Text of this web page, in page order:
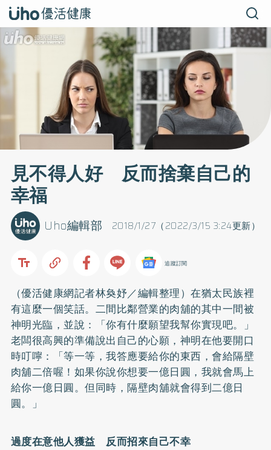
見不得人好 反而捨棄自己的
幸福
2018/1/27（2022/3/15 3:24更新）
Uho編輯部
追蹤訂閱
（優活健康網記者林奐妤／編輯整理）在猶太民族裡
有這麼一個笑話。二間比鄰營業的肉舖的其中一間被
神明光臨，並說：「你有什麼願望我幫你實現吧。」
老闆很高興的準備說出自己的心願，神明在他要開口
時叮嚀：「等一等，我答應要給你的東西，會給隔壁
肉舖二倍喔！如果你說你想要一億日圓，我就會馬上
給你一億日圓。但同時，隔壁肉舖就會得到二億日
圓。」
過度在意他人獲益 反而招來自己不幸